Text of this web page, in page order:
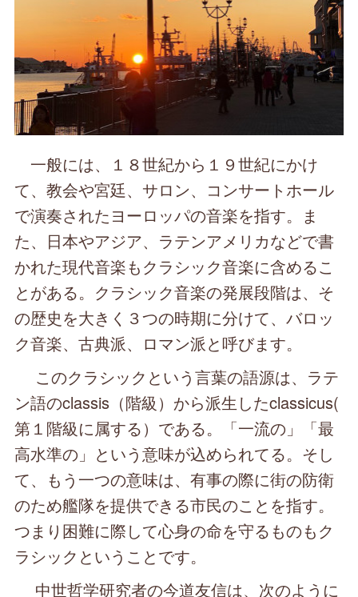
一般には、１８世紀から１９世紀にかけ
て、教会や宮廷、サロン、コンサートホール
で演奏されたヨーロッパの音楽を指す。ま
た、日本やアジア、ラテンアメリカなどで書
かれた現代音楽もクラシック音楽に含めるこ
とがある。クラシック音楽の発展段階は、そ
の歴史を大きく３つの時期に分けて、バロッ
ク音楽、古典派、ロマン派と呼びます。
このクラシックという言葉の語源は、ラテ
ン語のclassis（階級）から派生したclassicus(
第１階級に属する）である。「一流の」「最
高水準の」という意味が込められてる。そし
て、もう一つの意味は、有事の際に街の防衛
のため艦隊を提供できる市民のことを指す。
つまり困難に際して心身の命を守るものもク
ラシックということです。
中世哲学研究者の今道友信は、次のように